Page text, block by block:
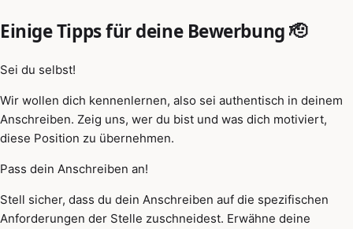
Einige Tipps für deine Bewerbung 🫡
Sei du selbst!
Wir wollen dich kennenlernen, also sei authentisch in deinem
Anschreiben. Zeig uns, wer du bist und was dich motiviert,
diese Position zu übernehmen.
Pass dein Anschreiben an!
Stell sicher, dass du dein Anschreiben auf die spezifischen
Anforderungen der Stelle zuschneidest. Erwähne deine